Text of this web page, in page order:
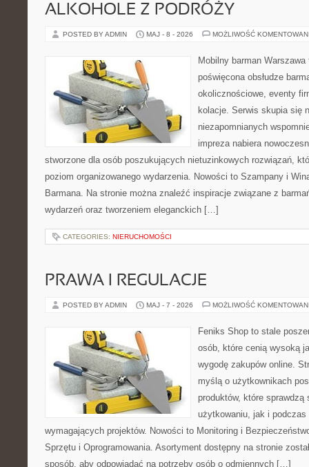
ALKOHOLE Z PODRÓŻY
POSTED BY ADMIN MAJ - 8 - 2026 MOŻLIWOŚĆ
Mobilny barman
poświęcona obsłudze
okolicznościowe, eventy
kolacje. Serwis skupia się
niezapomnianych
impreza nabiera
stworzone dla osób poszukujących nietuzinkowych rozwiązań,
poziom organizowanego wydarzenia. Nowości to Szampany i
Barmana. Na stronie można znaleźć inspiracje związane z
wydarzeń oraz tworzeniem eleganckich […]
CATEGORIES: NIERUCHOMOŚCI
PRAWA I REGULACJE
POSTED BY ADMIN MAJ - 7 - 2026 MOŻLIWOŚĆ
Feniks Shop to stale
osób, które cenią wysoką
wygodę zakupów online.
myślą o użytkownikach
produktów, które
użytkowaniu, jak i podczas
wymagających projektów. Nowości to Monitoring i
Sprzętu i Oprogramowania. Asortyment dostępny na stronie
sposób, aby odpowiadać na potrzeby osób o odmiennych […]